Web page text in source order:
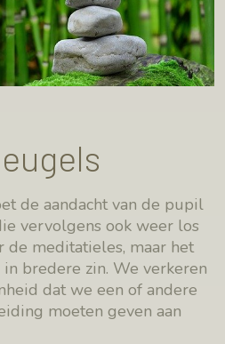
de aandacht van de pupil
vervolgens ook weer los
de meditatieles, maar het
bredere zin. We verkeren
dat we een of andere
moeten geven aan